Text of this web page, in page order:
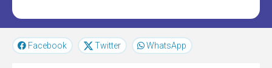
Facebook Twitter WhatsApp